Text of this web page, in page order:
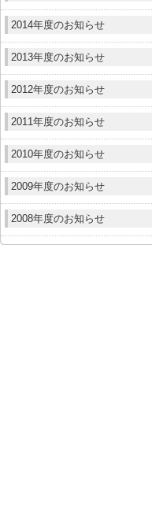
2014年度のお知らせ
2013年度のお知らせ
2012年度のお知らせ
2011年度のお知らせ
2010年度のお知らせ
2009年度のお知らせ
2008年度のお知らせ